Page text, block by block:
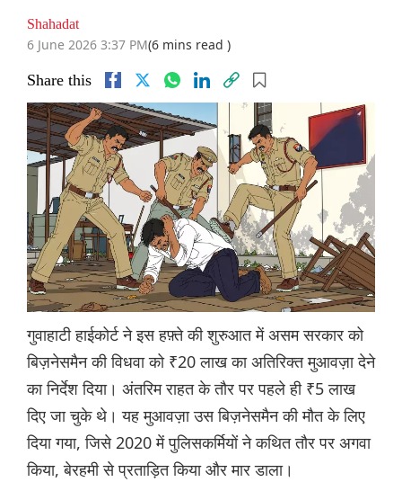
Shahadat
6 June 2026 3:37 PM(6 mins read )
Share this
गुवाहाटी हाईकोर्ट ने इस हफ़्ते की शुरुआत में असम सरकार को
बिज़नेसमैन की विधवा को ₹20 लाख का अतिरिक्त मुआवज़ा देने
का निर्देश दिया। अंतरिम राहत के तौर पर पहले ही ₹5 लाख
दिए जा चुके थे। यह मुआवज़ा उस बिज़नेसमैन की मौत के लिए
दिया गया, जिसे 2020 में पुलिसकर्मियों ने कथित तौर पर अगवा
किया, बेरहमी से प्रताड़ित किया और मार डाला।